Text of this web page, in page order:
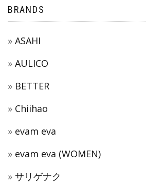
BRANDS
ASAHI
AULICO
BETTER
Chiihao
evam eva
evam eva (WOMEN)
サリゲナク